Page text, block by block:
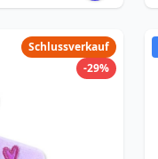
Schlussverkauf
-29%